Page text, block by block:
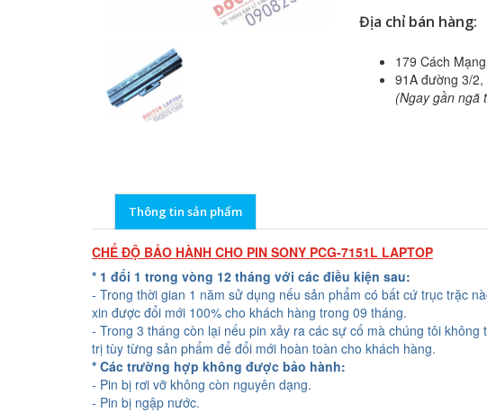
Địa chỉ bán hàng:
179 Cách
91A đường 3/
(Ngay gần ngã
Thông tin sản phẩm
CHẾ ĐỘ BẢO HÀNH CHO PIN SONY PCG-7151L LAPTOP
* 1 đổi 1 trong vòng 12 tháng với các điều kiện sau:
- Trong thời gian 1 năm sử dụng nếu sản phẩm có bất cứ trục trặc
xin được đổi mới 100% cho khách hàng trong 09 tháng.
- Trong 3 tháng còn lại nếu pin xảy ra các sự cố mà chúng tôi
trị tùy từng sản phẩm để đổi mới hoàn toàn cho khách hàng.
* Các trường hợp không được bảo hành:
- Pin bị rơi vỡ không còn nguyên dạng.
- Pin bị ngập nước.